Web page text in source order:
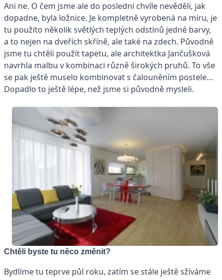
Ani ne. O čem jsme ale do poslední chvíle nevěděli, jak
dopadne, byla ložnice. Je kompletně vyrobená na míru, je
tu použito několik světlých teplých odstínů jedné barvy,
a to nejen na dveřích skříně, ale také na zdech. Původně
jsme tu chtěli použít tapetu, ale architektka Jančušková
navrhla malbu v kombinaci různě širokých pruhů. To vše
se pak ještě muselo kombinovat s čalouněním postele…
Dopadlo to ještě lépe, než jsme si původně mysleli.
Chtěli byste tu něco změnit?
Bydlíme tu teprve půl roku, zatím se stále ještě sžíváme